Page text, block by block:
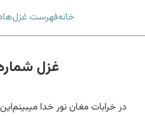
خانهفهرست غزل‌ها
غزل شماره
در خرابات مغان نور خدا میبینم